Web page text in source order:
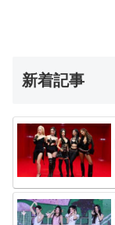
新着記事